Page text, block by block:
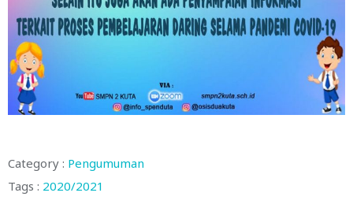
Category : Pengumuman
Tags : 2020/2021